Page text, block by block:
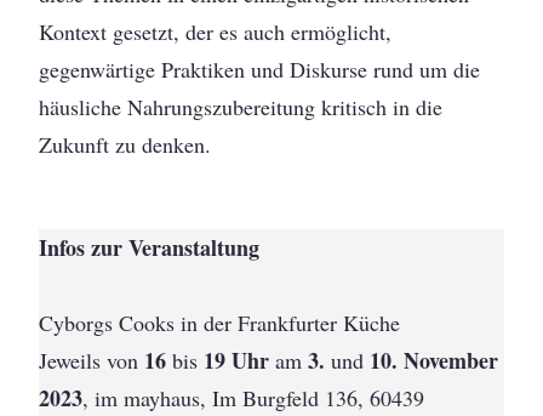
Kontext gesetzt, der es auch ermöglicht,
gegenwärtige Praktiken und Diskurse rund um die
häusliche Nahrungszubereitung kritisch in die
Zukunft zu denken.
Infos zur Veranstaltung
Cyborgs Cooks in der Frankfurter Küche
Jeweils von 16bis 19 Uhram3.und 10. November
2023, im mayhaus, Im Burgfeld 136, 60439